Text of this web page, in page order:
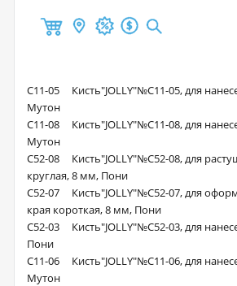
С11-05 Кисть"JOLLY"№С11-05, для
Мутон
С11-08 Кисть"JOLLY"№С11-08, для
Мутон
С52-08 Кисть"JOLLY"№С52-08, для
круглая, 8 мм, Пони
С52-07 Кисть"JOLLY"№С52-07, для
края короткая, 8 мм, Пони
С52-03 Кисть"JOLLY"№С52-03, для
Пони
С11-06 Кисть"JOLLY"№С11-06, для
Мутон